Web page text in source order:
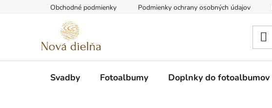
Obchodné podmienky Podmienky ochrany osobných údajov
Svadby Fotoalbumy Doplnky do fotoalbumov